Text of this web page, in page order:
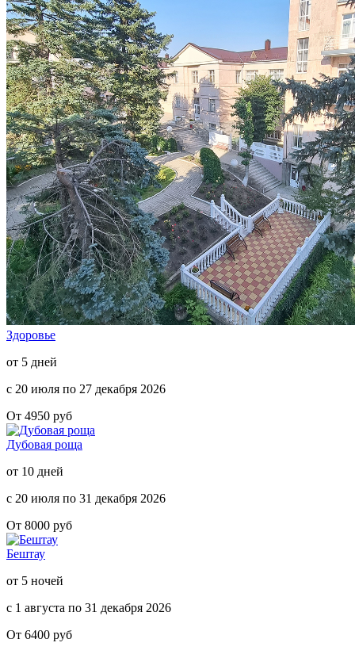
Здоровье
от 5 дней
с 20 июля по 27 декабря 2026
От 4950 руб
Дубовая роща
от 10 дней
с 20 июля по 31 декабря 2026
От 8000 руб
Бештау
от 5 ночей
с 1 августа по 31 декабря 2026
От 6400 руб